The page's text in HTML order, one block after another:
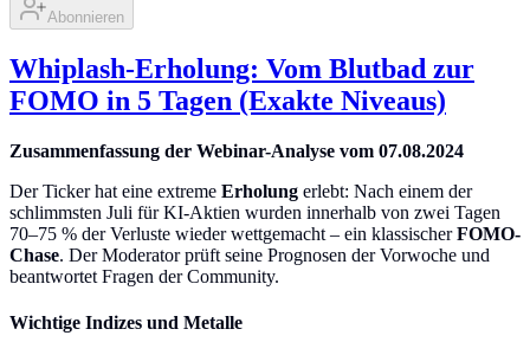
Abonnieren
Whiplash-Erholung: Vom Blutbad zur
FOMO in 5 Tagen (Exakte Niveaus)
Zusammenfassung der Webinar-Analyse vom 07.08.2024
Der Ticker hat eine extreme Erholung erlebt: Nach einem der
schlimmsten Juli für KI-Aktien wurden innerhalb von zwei Tagen
70–75 % der Verluste wieder wettgemacht – ein klassischerFOMO-
Chase. Der Moderator prüft seine Prognosen der Vorwoche und
beantwortet Fragen der Community.
Wichtige Indizes und Metalle